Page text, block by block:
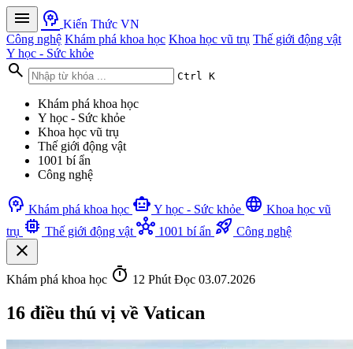
menu psychology Kiến Thức VN
Công nghệ Khám phá khoa học Khoa học vũ trụ Thế giới động vật
Y học - Sức khỏe
search Ctrl K
Khám phá khoa học
Y học - Sức khỏe
Khoa học vũ trụ
Thế giới động vật
1001 bí ẩn
Công nghệ
psychology Khám phá khoa học smart_toy Y học - Sức khỏe language Khoa học vũ
trụ memory Thế giới động vật hub 1001 bí ẩn rocket_launch Công nghệ
close
Khám phá khoa học timer 12 Phút Đọc 03.07.2026
16 điều thú vị về Vatican